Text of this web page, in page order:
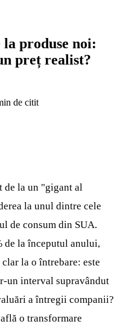
produse noi:
preț realist?
de citit
de la un "gigant al
la unul dintre cele
de consum din SUA.
de la începutul anului,
la o întrebare: este
un interval supravândut
a întregii companii?
o transformare